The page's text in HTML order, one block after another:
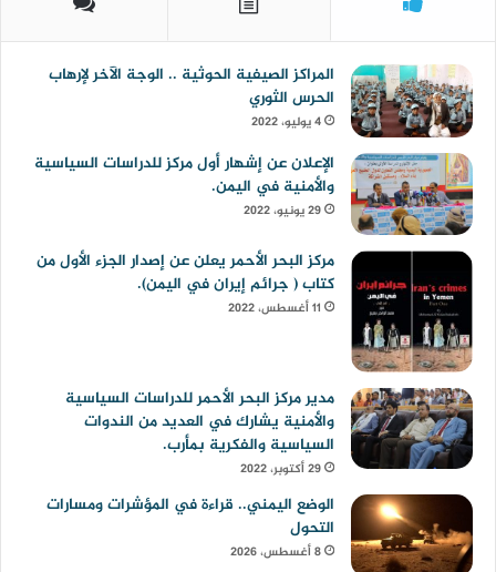
المراكز الصيفية الحوثية .. الوجة الآخر لإرهاب
الحرس الثوري
4 يوليو، 2022
الإعلان عن إشهار أول مركز للدراسات السياسية
والأمنية في اليمن.
29 يونيو، 2022
مركز البحر الأحمر يعلن عن إصدار الجزء الأول من
كتاب ( جرائم إيران في اليمن).
11 أغسطس، 2022
مدير مركز البحر الأحمر للدراسات السياسية
والأمنية يشارك في العديد من الندوات
السياسية والفكرية بمأرب.
29 أكتوبر، 2022
الوضع اليمني.. قراءة في المؤشرات ومسارات
التحول
8 أغسطس، 2026